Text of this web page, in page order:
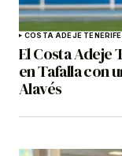
COSTA ADEJE TENERIFE
El Costa Adeje
en Tafalla con
Alavés